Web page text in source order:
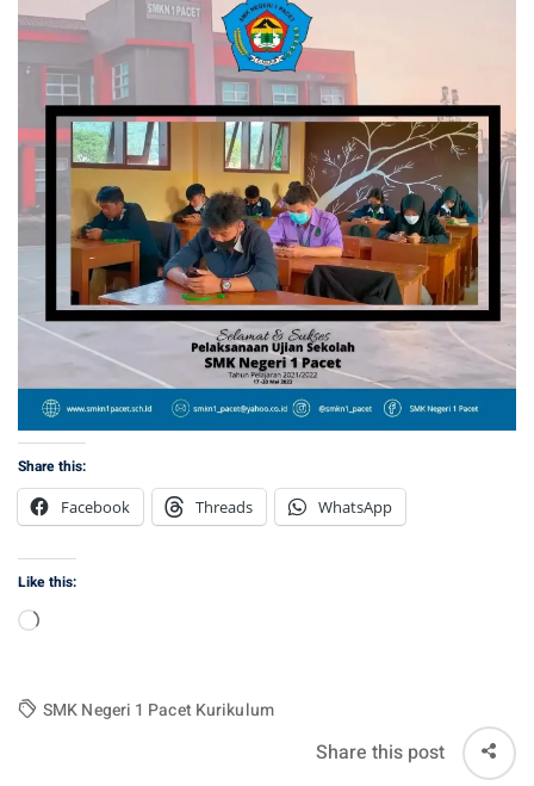
Share this:
Facebook
Threads WhatsApp
Like this:
Loading…
SMK Negeri 1 Pacet Kurikulum
Share this post